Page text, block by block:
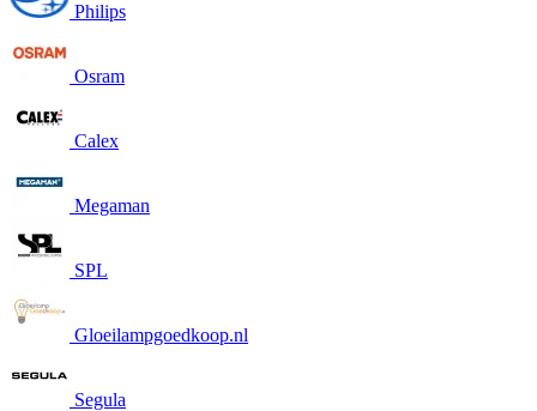
Philips
Osram
Calex
Megaman
SPL
Gloeilampgoedkoop.nl
Segula